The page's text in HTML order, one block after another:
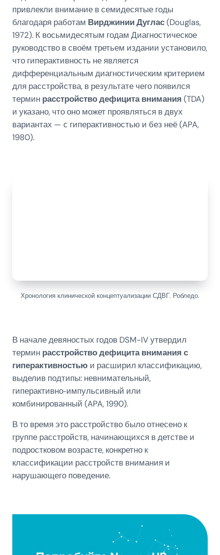
привлекли внимание в семидесятые годы
благодаря работам Вирджинии Дуглас(Douglas,
1972). К восьмидесятым годам Диагностическое
руководство в своём третьем издании установило,
что гиперактивность не является
дифференциальным диагностическим критерием
для расстройства, в результате чего появился
термин расстройство дефицита внимания (TDA)
и указано, что оно может проявляться в двух
вариантах — с гиперактивностью и без неё (APA,
1980).
Хронология клинической концептуализации СДВГ. Робледо.
В начале девяностых годов DSM-IV утвердил
термин расстройство дефицита внимания с
гиперактивностью и расширил классификацию,
выделив подтипы: невнимательный,
гиперактивно‑импульсивный или
комбинированный (APA, 1990).
В то время это расстройство было отнесено к
группе расстройств, начинающихся в детстве и
подростковом возрасте, конкретно к
классификации расстройств внимания и
нарушающего поведение.